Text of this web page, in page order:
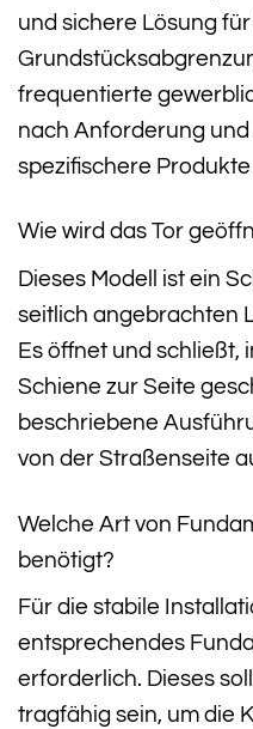
und sichere Lösung
frequentierte
nach Anforderung
spezifischere
Wie wird das Tor
Dieses Modell ist ein
seitlich angebrachten
Es öffnet und schließt,
Schiene zur Seite
beschriebene
von der Straßenseite
Welche Art von
benötigt?
Für die stabile
entsprechendes
erforderlich. Dieses
tragfähig sein, um die